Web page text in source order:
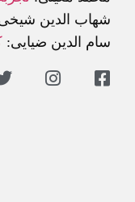
شهاب الدین
سام الدین ضیایی: